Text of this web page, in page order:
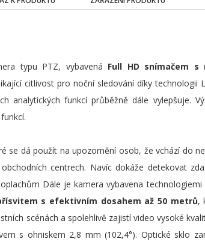
typu PTZ, vybavená Full HD snímačem s
citlivost pro noční sledování díky technologii
analytických funkcí průběžně dále vylepšuje.
se dá použít na upozornění osob, že vchází do
centrech. Navíc dokáže detekovat
Dále je kamera vybavena technologiemi
s efektivním dosahem až 50 metrů,
scénách a spolehlivě zajistí video vysoké
s ohniskem 2,8 mm (102,4°). Optické sklo